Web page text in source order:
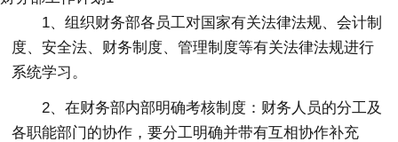
1、组织财务部各员工对国家有关法律法规、会计制
度、安全法、财务制度、管理制度等有关法律法规进行
系统学习。
2、在财务部内部明确考核制度：财务人员的分工及
各职能部门的协作，要分工明确并带有互相协作补充